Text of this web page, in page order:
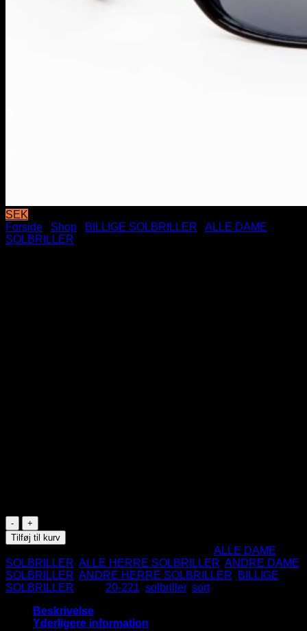
SEK
Forside
Shop BILLIGE SOLBRILLER
ALLE DAME
SOLBRILLER
Fashion
King
Solbriller
-
Mørke
glas
antal
Tilføj til kurv
ALLE DAME
SOLBRILLER ALLE HERRE SOLBRILLER ANDRE DAME
SOLBRILLER ANDRE HERRE SOLBRILLER
BILLIGE
SOLBRILLER
20-221 solbriller, sort
Beskrivelse
Yderligere information